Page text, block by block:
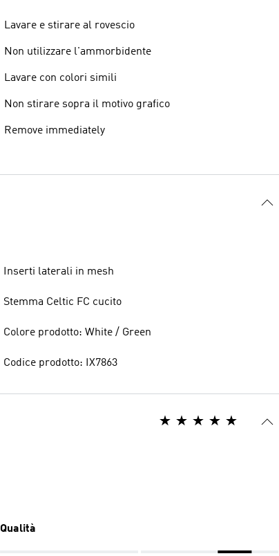
Lavare e stirare al rovescio
Non utilizzare l'ammorbidente
Lavare con colori simili
Non stirare sopra il motivo grafico
Remove immediately
Inserti laterali in mesh
Stemma Celtic FC cucito
Colore prodotto: White / Green
Codice prodotto: IX7863
Qualità